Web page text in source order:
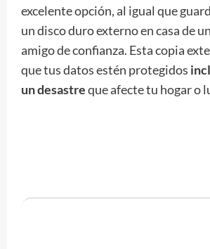
excelente opción, al igual que
un disco duro externo en casa de
amigo de confianza. Esta copia
que tus datos estén protegidos
un desastreque afecte tu hogar o